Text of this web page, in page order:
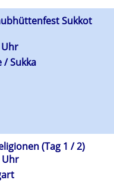
Sukkot
Uhr
Sukka
(Tag 1 / 2)
Uhr